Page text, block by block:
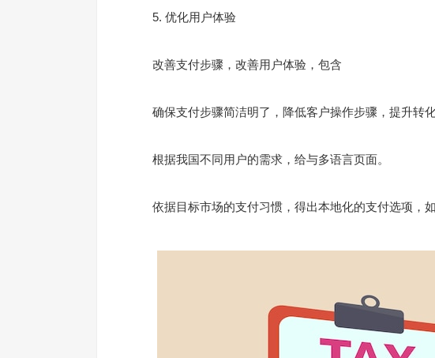
5. 优化用户体验
改善支付步骤，改善用户体验，包含
确保支付步骤简洁明了，降低客户操作步骤，提升转化
根据我国不同用户的需求，给与多语言页面。
依据目标市场的支付习惯，得出本地化的支付选项，如